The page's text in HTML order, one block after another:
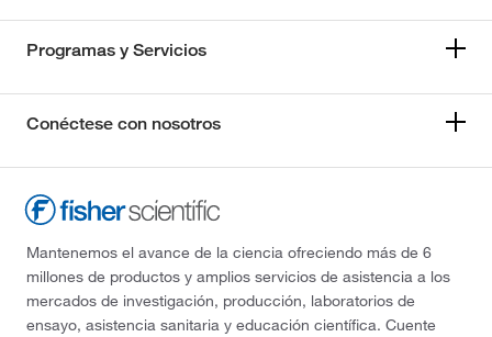
Programas y Servicios
Conéctese con nosotros
Mantenemos el avance de la ciencia ofreciendo más de 6
millones de productos y amplios servicios de asistencia a los
mercados de investigación, producción, laboratorios de
ensayo, asistencia sanitaria y educación científica. Cuente